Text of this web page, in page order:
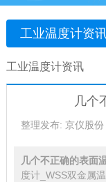
工业温度计资
工业温度计资讯
几个
整理发布: 京仪股份
几个不正确的表面
度计_WSS双金属